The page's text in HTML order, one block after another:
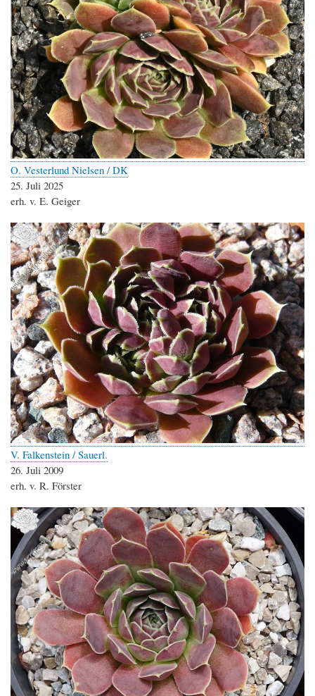
O. Vesterlund Nielsen / DK
25. Juli 2025
erh. v. E. Geiger
V. Falkenstein / Sauerl.
26. Juli 2009
erh. v. R. Förster